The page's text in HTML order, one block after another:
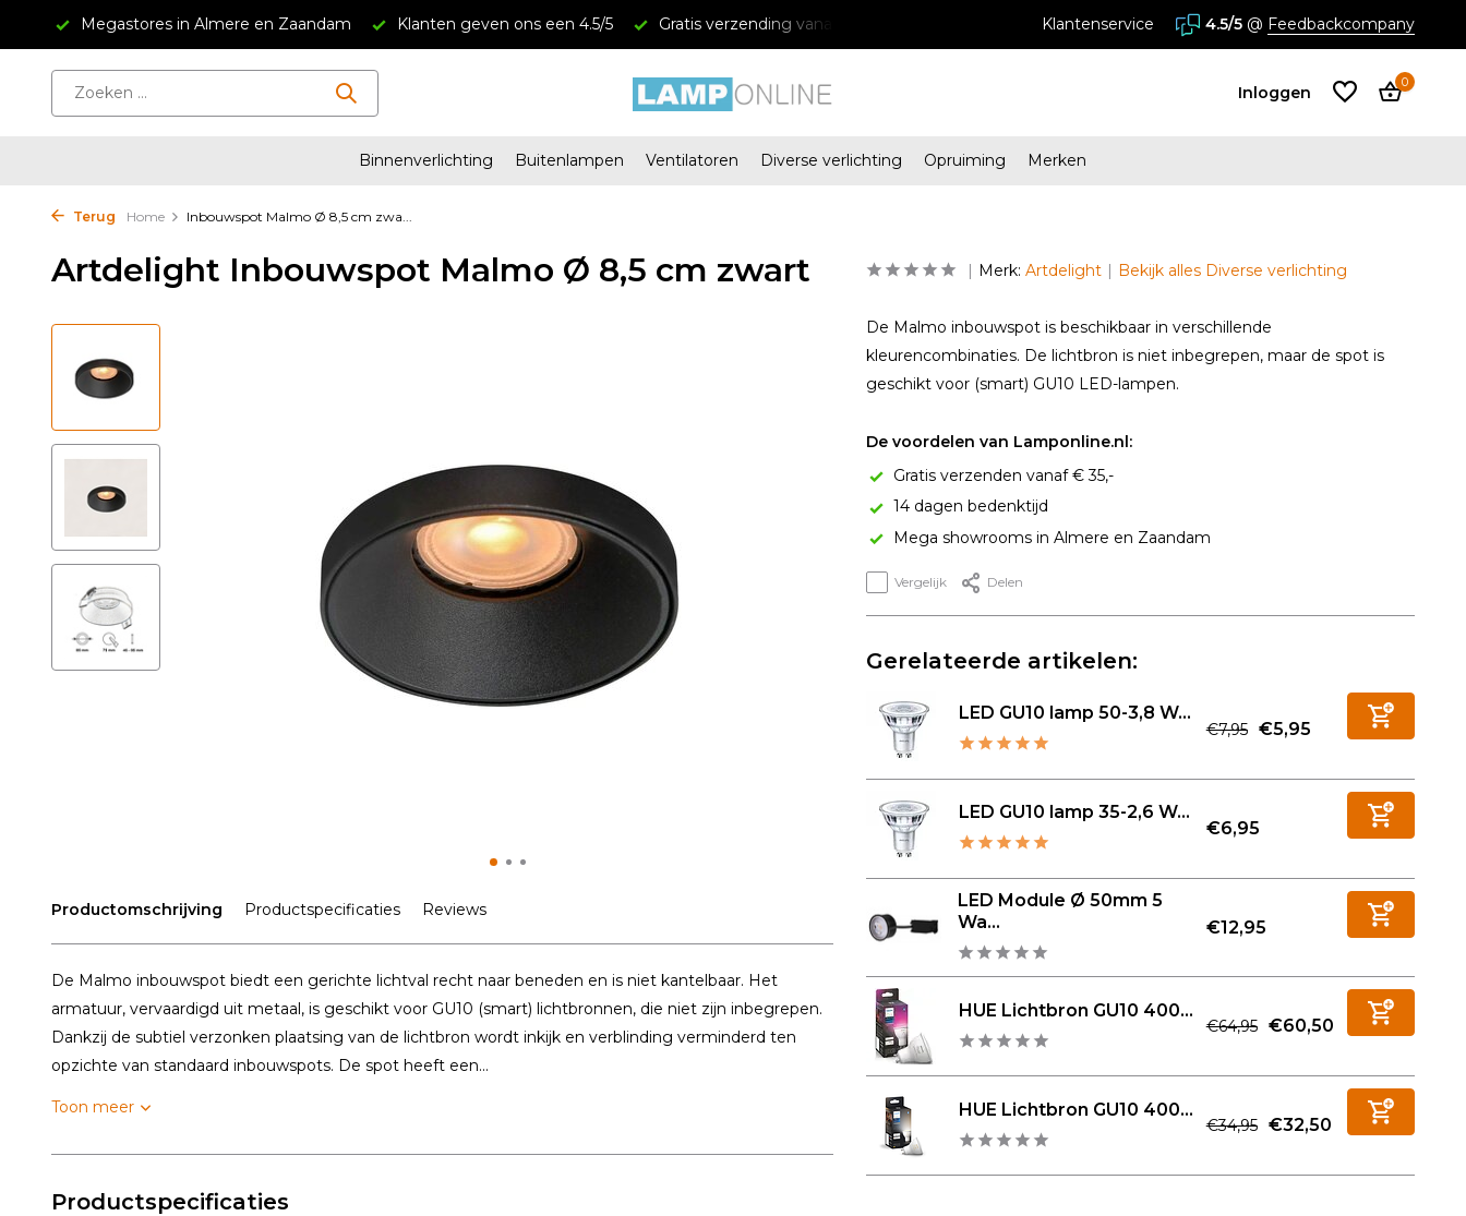
Megastores in Almere en Zaandam Klanten geven ons een 4.5/5 Gratis verzending vanaf € 34,95 Megastores in Almere en Zaandam
Klantenservice 4.5/5 @ Feedbackcompany
Inloggen
Account
0
Binnenverlichting Buitenlampen Ventilatoren Diverse verlichting Opruiming Merken
Terug Home Inbouwspot Malmo Ø 8,5 cm zwa...
Artdelight Inbouwspot Malmo Ø 8,5 cm zwart
Productomschrijving Productspecificaties Reviews
De Malmo inbouwspot biedt een gerichte lichtval recht naar beneden en is niet kantelbaar. Het
armatuur, vervaardigd uit metaal, is geschikt voor GU10 (smart) lichtbronnen, die niet zijn inbegrepen.
Dankzij de subtiel verzonken plaatsing van de lichtbron wordt inkijk en verblinding verminderd ten
opzichte van standaard inbouwspots. De spot heeft een...
Toon meer
Productspecificaties
Merk: Artdelight Bekijk alles Diverse verlichting
De Malmo inbouwspot is beschikbaar in verschillende
kleurencombinaties. De lichtbron is niet inbegrepen, maar de spot is
geschikt voor (smart) GU10 LED-lampen.
De voordelen van Lamponline.nl:
Gratis verzenden vanaf € 35,-
14 dagen bedenktijd
Mega showrooms in Almere en Zaandam
Vergelijk Delen
Gerelateerde artikelen:
LED GU10 lamp 50-3,8 W...
€7,95 €5,95
LED GU10 lamp 35-2,6 W...
€6,95
LED Module Ø 50mm 5
Wa...
€12,95
HUE Lichtbron GU10 400...
€64,95 €60,50
HUE Lichtbron GU10 400...
€34,95 €32,50